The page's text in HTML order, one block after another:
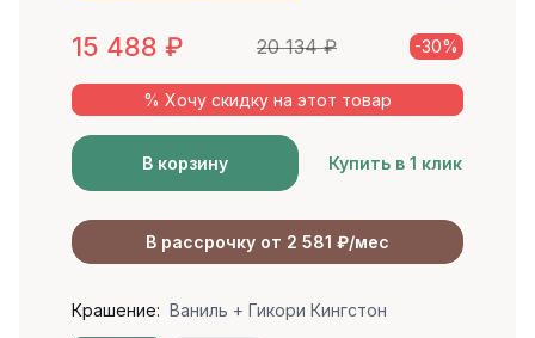
15 488 ₽ 20 134₽ -30%
% Хочу скидку на этот товар
В корзину Купить в 1 клик
В рассрочку от 2 581 ₽/мес
Крашение: Ваниль + Гикори Кингстон